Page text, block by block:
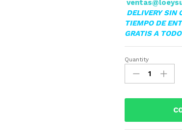
DELIVERY SIN
TIEMPO DE
GRATIS A
TONER
HP
W2300X
(230X)
MFP
Quantity